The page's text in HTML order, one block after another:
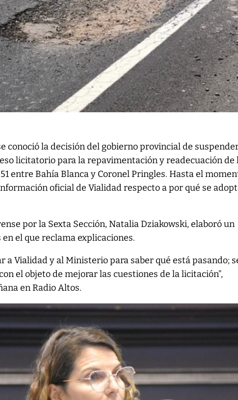
conoció la decisión del gobierno provincial de
licitatorio para la repavimentación y readecuación de
entre Bahía Blanca y Coronel Pringles. Hasta el
oficial de Vialidad respecto a por qué se
por la Sexta Sección, Natalia Dziakowski, elaboró un
el que reclama explicaciones.
a Vialidad y al Ministerio para saber qué está pasando;
el objeto de mejorar las cuestiones de la licitación”,
en Radio Altos.